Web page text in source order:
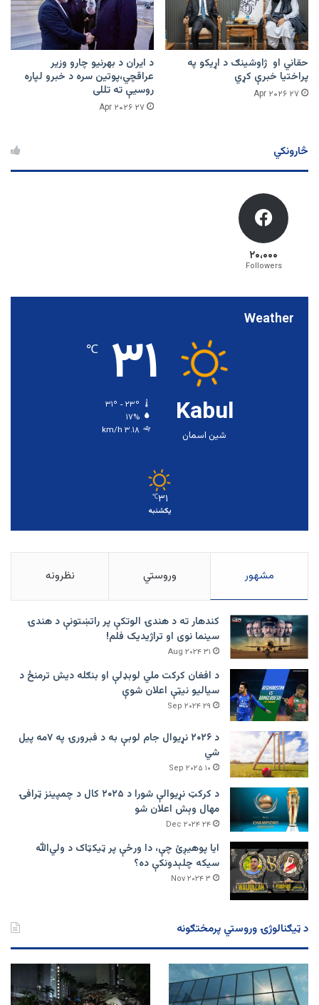
حقاني او ژاوشینګ د اړیکو په
پراختیا خبرې کړي
۲۷ Apr ۲۰۲۶
د ایران د بهرنیو چارو وزیر
عراقچي،پوتین سره د خبرو لپاره
روسیې ته تللی
۲۷ Apr ۲۰۲۶
څارونکي
۲۰،۰۰۰
Followers
Weather
Kabul
شین اسمان
۳۱ ℃
۱۷%
۳.۱۸ km/h
۳۱℃
یکشنبه
مشهور وروستي نظرونه
کندهار ته د هندۍ الوتکې پر راتښتونې د هندۍ
سینما نوی او تراژيديک فلم!
۳۱ Aug ۲۰۲۴
د افغان کرکت ملي لوبډلې او بنګله دیش ترمنځ د
سیالیو نیټې اعلان شوې
۲۹ Sep ۲۰۲۴
د ۲۰۲۶ نړیوال جام لوبې به د فبرورۍ په ۷مه پیل
شي
۱۰ Sep ۲۰۲۵
د کرکټ نړیوالې شورا د ۲۰۲۵ کال د چمپینز ټرافۍ
مهال وېش اعلان شو
۲۴ Dec ۲۰۲۴
ایا پوهیږئ چې، دا ورځې پر ټيکټاک د ولي‌الله
سیکه چلېدونکې ده؟
۳ Nov ۲۰۲۴
د ټیګنالوژۍ وروستي پرمختګونه